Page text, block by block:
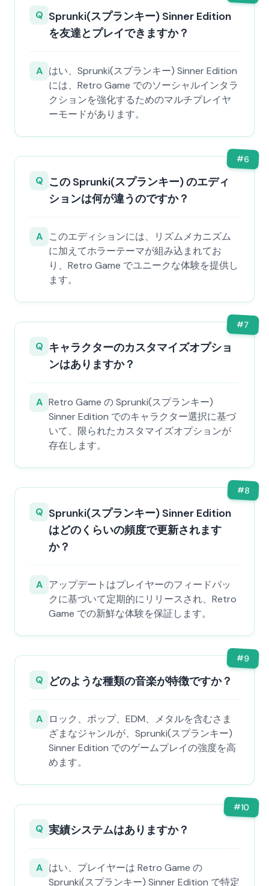
Q Sprunki(スプランキー) Sinner Edition
を友達とプレイできますか？
A はい、Sprunki(スプランキー) Sinner Edition
には、Retro Game でのソーシャルインタラ
クションを強化するためのマルチプレイヤ
ーモードがあります。
#6
Q この Sprunki(スプランキー) のエディ
ションは何が違うのですか？
A このエディションには、リズムメカニズム
に加えてホラーテーマが組み込まれてお
り、Retro Game でユニークな体験を提供し
ます。
#7
Q キャラクターのカスタマイズオプショ
ンはありますか？
A Retro Game の Sprunki(スプランキー)
Sinner Edition でのキャラクター選択に基づ
いて、限られたカスタマイズオプションが
存在します。
#8
Q Sprunki(スプランキー) Sinner Edition
はどのくらいの頻度で更新されます
か？
A アップデートはプレイヤーのフィードバッ
クに基づいて定期的にリリースされ、Retro
Game での新鮮な体験を保証します。
#9
Q どのような種類の音楽が特徴ですか？
A
ロック、ポップ、EDM、メタルを含むさま
ざまなジャンルが、Sprunki(スプランキー)
Sinner Edition でのゲームプレイの強度を高
めます。
#10
Q 実績システムはありますか？
A はい、プレイヤーは Retro Game の
Sprunki(スプランキー) Sinner Edition で特定